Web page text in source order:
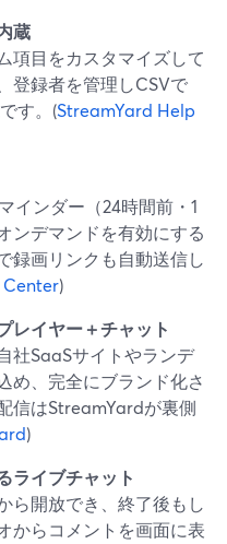
蔵
項目をカスタマイズして
登録者を管理しCSVで
す。(StreamYard Help
インダー（24時間前・1
ンデマンドを有効にする
録画リンクも自動送信し
)
レイヤー＋チャット
社SaaSサイトやランデ
め、完全にブランド化さ
信はStreamYardが裏側
)
ライブチャット
ら開放でき、終了後もし
からコメントを画面に表